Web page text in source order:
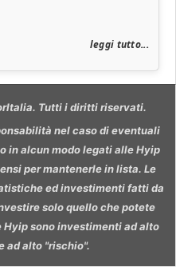
leggi tutto...
Tutti i diritti riservati.
nel caso di eventuali
in alcun modo legati alle Hyip
per mantenerle in lista. Le
ed investimenti fatti da
solo quello che potete
sono investimenti ad alto
ad alto "rischio".